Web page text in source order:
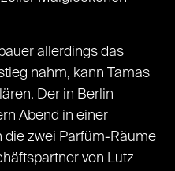
allerdings das
nahm, kann Tamas
Der in Berlin
Abend in einer
die zwei Parfüm-Räume
von Lutz